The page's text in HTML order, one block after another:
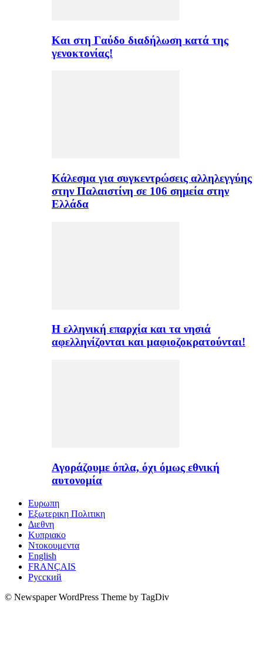
Και στη Γαύδο διαδήλωση κατά της
γενοκτονίας!
Κάλεσμα για συγκεντρώσεις αλληλεγγύης
στην Παλαιστίνη σε 106 σημεία στην
Ελλάδα
H ελληνική επαρχία και τα νησιά
αφελληνίζονται και μαφιοζοκρατούνται!
Αγοράζουμε όπλα, όχι όμως εθνική
αυτονομία
Ευρωπη
Εξωτερικη Πολιτικη
Διεθνη
Κυπριακο
Ντοκουμεντα
English
FRANÇAIS
Русский
© Newspaper WordPress Theme by TagDiv